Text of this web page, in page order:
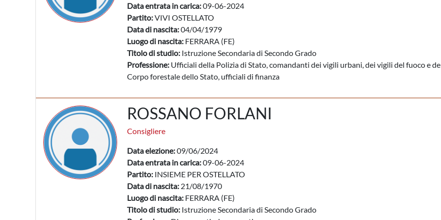
Data entrata in carica:09-06-2024
Partito:VIVI OSTELLATO
Data di nascita:04/04/1979
Luogo di nascita: FERRARA (FE)
Titolo di studio: Istruzione Secondaria di Secondo Grado
Professione: Ufficiali della Polizia di Stato, comandanti dei vigili urbani, dei vigili del fuoco e
Corpo forestale dello Stato, ufficiali di finanza
ROSSANO FORLANI
Consigliere
Data elezione:09/06/2024
Data entrata in carica:09-06-2024
Partito: INSIEME PER OSTELLATO
Data di nascita: 21/08/1970
Luogo di nascita: FERRARA (FE)
Titolo di studio: Istruzione Secondaria di Secondo Grado